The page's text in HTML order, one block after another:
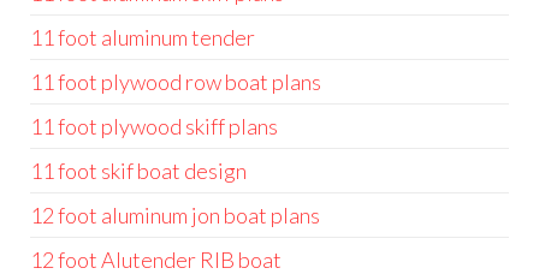
11 foot aluminum tender
11 foot plywood row boat plans
11 foot plywood skiff plans
11 foot skif boat design
12 foot aluminum jon boat plans
12 foot Alutender RIB boat